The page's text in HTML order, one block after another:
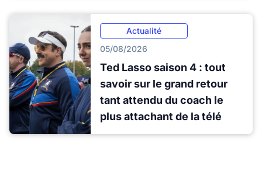
Actualité
05/08/2026
Ted Lasso saison 4 : tout
savoir sur le grand retour
tant attendu du coach le
plus attachant de la télé